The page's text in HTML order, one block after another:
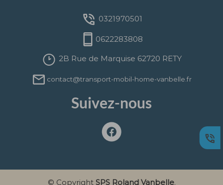
0321970501
0622283808
2B Rue de Marquise 62720 RETY
contact@transport-mobil-home-vanbelle.fr
Suivez-nous
© Copyright SPS Roland Vanbelle.